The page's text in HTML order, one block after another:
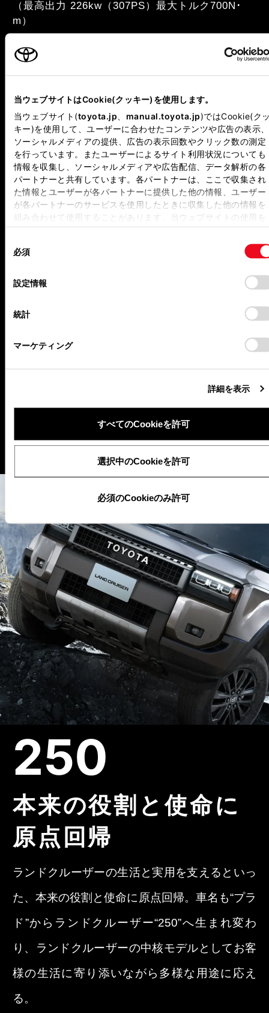
当ウェブサイトはCookie(クッキー)を使用します。
当ウェブサイト(toyota.jp manual.toyota.jp)ではCookie(ク
キー)を使用して、ユーザーに合わせたコンテンツや広告の表示、
ソーシャルメディアの提供、広告の表示回数やクリック数の測定
を行っています。またユーザーによるサイト利用状況についても
情報を収集し、ソーシャルメディアや広告配信、データ解析の各
パートナーと共有しています。各パートナーは、ここで収集され
た情報とユーザーが各パートナーに提供した他の情報、ユーザー
が各パートナーのサービスを使用したときに収集した他の情報を
組み合わせて使用することがあります。当ウェブサイトの使用を
「すべてのCookieを許可」をクリックすることで、お客様のデバ
とになります。Cookie(クッキー)のオプトアウト、設定の変更、
Cookie（クッキ
必須
設定情報
統計
マーケティング
詳細を表示
すべてのCookieを許可
選択中のCookieを許可
必須のCookieのみ許可
（最高出力 226kw（307PS）最大トルク700N･
m）
トランスミッション：
※ZXグレードの場合
※全長は、ヒッチメンバーを装着した場合は＋30mmとなりま
す。
※2025年3月時点の情報です。
250
本来の役割と使命に
原点回帰
ランドクルーザーの生活と実用を支えるといっ
た、本来の役割と使命に原点回帰。車名も“プラ
ド”からランドクルーザー“250”へ生まれ変わ
り、ランドクルーザーの中核モデルとしてお客
様の生活に寄り添いながら多様な用途に応え
る。